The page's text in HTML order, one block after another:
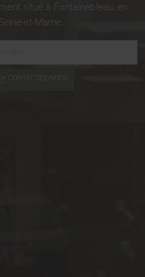
situé à Fontainebleau, en
et-Marne.
CONTACTEZ-NOUS